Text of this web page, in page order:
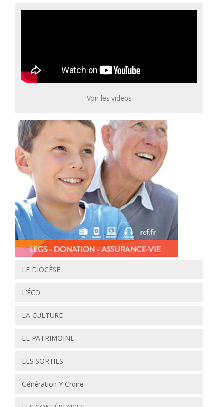
Voir les videos
LE DIOCÈSE
L’ÉCO
LA CULTURE
LE PATRIMOINE
LES SORTIES
Génération Y Croire